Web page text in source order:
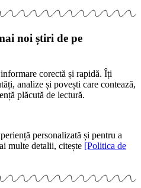
noi știri de pe
corectă și rapidă. Îți
analize și povești care contează,
plăcută de lectură.
personalizată și pentru a
multe detalii, citește [Politica de